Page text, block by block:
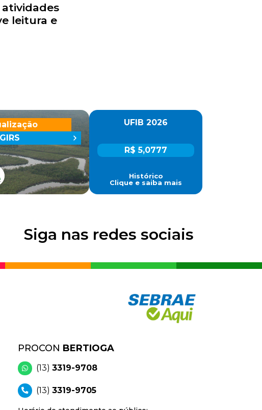
atividades
leitura e
UFIB 2026
R$ 5,0777
Histórico
Clique e saiba mais
Siga nas redes sociais
PROCON BERTIOGA
(13) 3319-9708
(13) 3319-9705